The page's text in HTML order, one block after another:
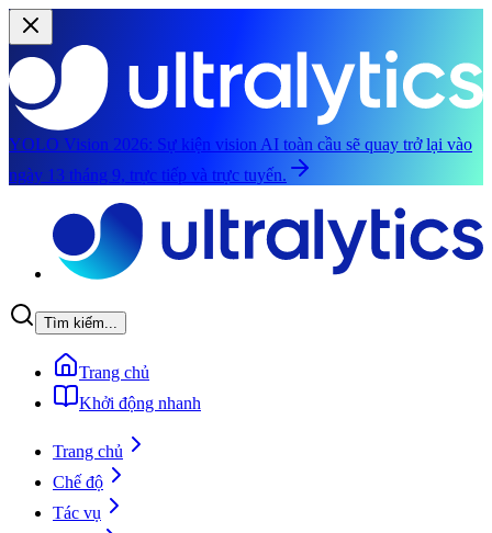
YOLO Vision 2026: Sự kiện vision AI toàn cầu sẽ quay trở lại vào
ngày 13 tháng 9, trực tiếp và trực tuyến.
Tìm kiếm...
Trang chủ
Khởi động nhanh
Trang chủ
Chế độ
Tác vụ